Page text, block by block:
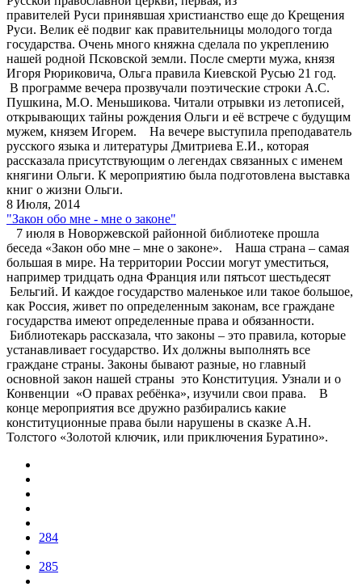
правителей Руси принявшая христианство еще до Крещения
Руси. Велик её подвиг как правительницы молодого тогда
государства. Очень много княжна сделала по укреплению
нашей родной Псковской земли. После смерти мужа, князя
Игоря Рюриковича, Ольга правила Киевской Русью 21 год.
В программе вечера прозвучали поэтические строки А.С.
Пушкина, М.О. Меньшикова. Читали отрывки из летописей,
открывающих тайны рождения Ольги и её встрече с будущим
мужем, князем Игорем. На вечере выступила преподаватель
русского языка и литературы Дмитриева Е.И., которая
рассказала присутствующим о легендах связанных с именем
княгини Ольги. К мероприятию была подготовлена выставка
книг о жизни Ольги.
8 Июля, 2014
"Закон обо мне - мне о законе"
7 июля в Новоржевской районной библиотеке прошла
беседа «Закон обо мне – мне о законе». Наша страна – самая
большая в мире. На территории России могут уместиться,
например тридцать одна Франция или пятьсот шестьдесят
Бельгий. И каждое государство маленькое или такое большое,
как Россия, живет по определенным законам, все граждане
государства имеют определенные права и обязанности.
Библиотекарь рассказала, что законы – это правила, которые
устанавливает государство. Их должны выполнять все
граждане страны. Законы бывают разные, но главный
основной закон нашей страны это Конституция. Узнали и о
Конвенции «О правах ребёнка», изучили свои права. В
конце мероприятия все дружно разбирались какие
конституционные права были нарушены в сказке А.Н.
Толстого «Золотой ключик, или приключения Буратино».
284
285